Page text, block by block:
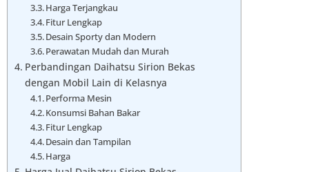
Harga Terjangkau
Fitur Lengkap
Desain Sporty dan Modern
Perawatan Mudah dan Murah
Perbandingan Daihatsu Sirion Bekas
dengan Mobil Lain di Kelasnya
Performa Mesin
Konsumsi Bahan Bakar
Fitur Lengkap
Desain dan Tampilan
Harga